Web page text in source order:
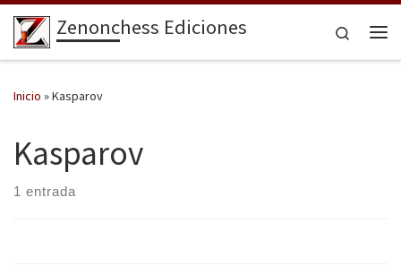
Saltar al contenido
Zenonchess Ediciones
Search
Inicio »Kasparov
Kasparov
1 entrada